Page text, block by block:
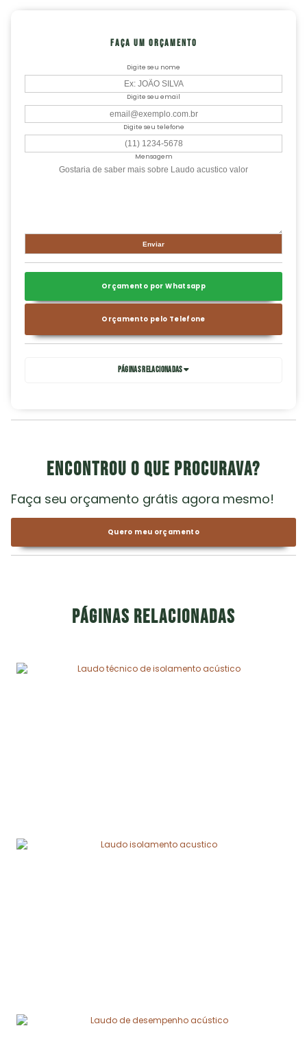
FAÇA UM ORÇAMENTO
Digite seu nome
Digite seu email
Digite seu telefone
Mensagem
Orçamento por Whatsapp
Orçamento pelo Telefone
Páginas Relacionadas
Encontrou o que procurava?
Faça seu orçamento grátis agora mesmo!
Quero meu orçamento
Páginas relacionadas